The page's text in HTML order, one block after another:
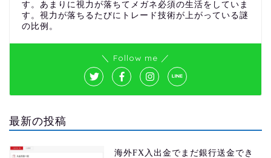
す。あまりに視力が落ちてメガネ必須の生活をしていま
す。視力が落ちるたびにトレード技術が上がっている謎
の比例。
＼ Follow me ／
最新の投稿
海外FX入出金でまだ銀行送金でき